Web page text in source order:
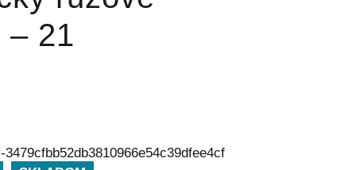
– 21
3479cfbb52db3810966e54c39dfee4cf